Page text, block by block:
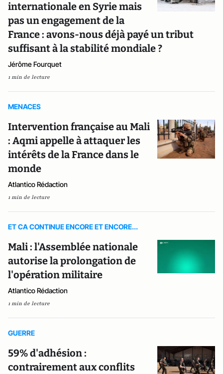
internationale en Syrie mais
pas un engagement de la
France : avons-nous déjà payé un tribut
suffisant à la stabilité mondiale ?
Jérôme Fourquet
1 min de lecture
MENACES
Intervention française au Mali
: Aqmi appelle à attaquer les
intérêts de la France dans le
monde
Atlantico Rédaction
1 min de lecture
ET CA CONTINUE ENCORE ET ENCORE...
Mali : l'Assemblée nationale
autorise la prolongation de
l'opération militaire
Atlantico Rédaction
1 min de lecture
GUERRE
59% d'adhésion :
contrairement aux conflits